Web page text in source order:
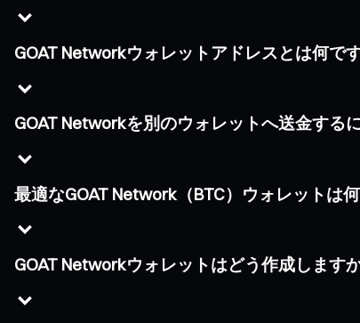
GOAT Networkウォレットアドレスとは何で
GOAT Networkを別のウォレットへ送金する
最適なGOAT Network（BTC）ウォレットは
GOAT Networkウォレットはどう作成します